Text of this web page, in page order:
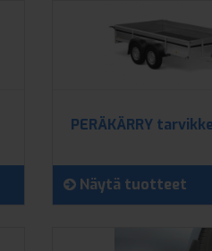
PERÄKÄRRY
Näytä tuotteet